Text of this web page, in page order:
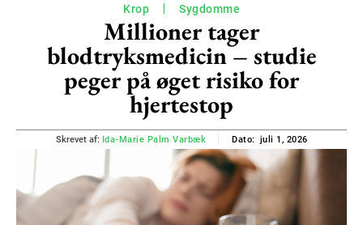
Krop Sygdomme
Millioner tager
blodtryksmedicin – studie
peger på øget risiko for
hjertestop
Skrevet af: Ida-Marie Palm Varbæk Dato: juli 1, 2026